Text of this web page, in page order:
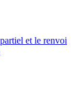
et le renvoi